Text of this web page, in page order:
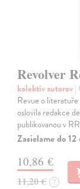
Revolver
kolektív autorov|
Revue o
oslovila redakce
publikovanou v
Zasielame do
10,86 €
11,20 € ?